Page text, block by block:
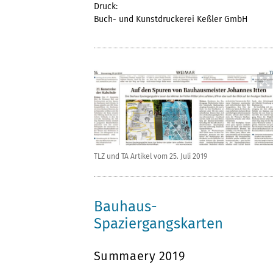
Druck:
Buch- und Kunstdruckerei Keßler GmbH
TLZ und TA Artikel vom 25. Juli 2019
Bauhaus-
Spaziergangskarten
Summaery 2019